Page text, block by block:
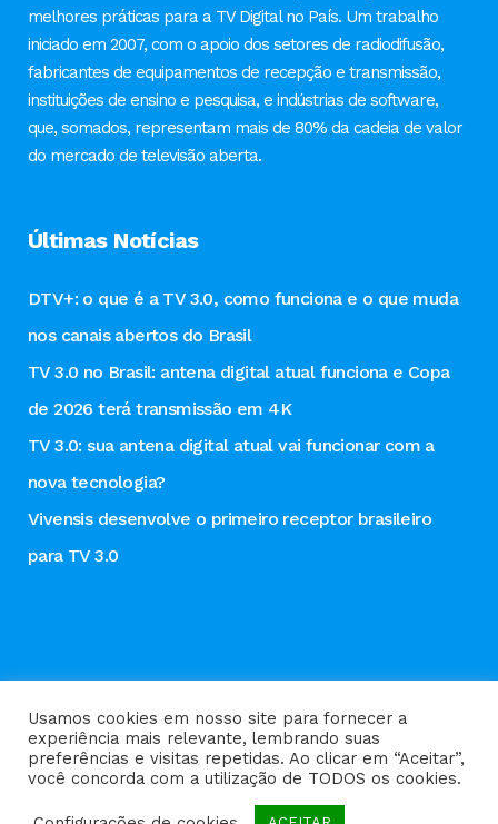
melhores práticas para a TV Digital no País. Um trabalho
iniciado em 2007, com o apoio dos setores de radiodifusão,
fabricantes de equipamentos de recepção e transmissão,
instituições de ensino e pesquisa, e indústrias de software,
que, somados, representam mais de 80% da cadeia de valor
do mercado de televisão aberta.
Últimas Notícias
DTV+: o que é a TV 3.0, como funciona e o que muda
nos canais abertos do Brasil
TV 3.0 no Brasil: antena digital atual funciona e Copa
de 2026 terá transmissão em 4K
TV 3.0: sua antena digital atual vai funcionar com a
nova tecnologia?
Vivensis desenvolve o primeiro receptor brasileiro
para TV 3.0
Política de privacidade
Usamos cookies em nosso site para fornecer a
experiência mais relevante, lembrando suas
preferências e visitas repetidas. Ao clicar em “Aceitar”,
você concorda com a utilização de TODOS os cookies.